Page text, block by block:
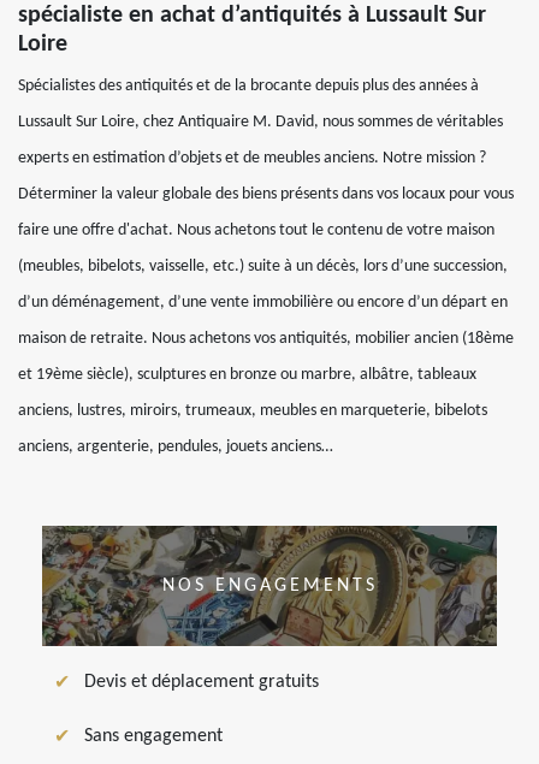
spécialiste en achat d’antiquités à Lussault Sur
Loire
Spécialistes des antiquités et de la brocante depuis plus des années à
Lussault Sur Loire, chez Antiquaire M. David, nous sommes de véritables
experts en estimation d’objets et de meubles anciens. Notre mission ?
Déterminer la valeur globale des biens présents dans vos locaux pour vous
faire une offre d'achat. Nous achetons tout le contenu de votre maison
(meubles, bibelots, vaisselle, etc.) suite à un décès, lors d’une succession,
d’un déménagement, d’une vente immobilière ou encore d’un départ en
maison de retraite. Nous achetons vos antiquités, mobilier ancien (18ème
et 19ème siècle), sculptures en bronze ou marbre, albâtre, tableaux
anciens, lustres, miroirs, trumeaux, meubles en marqueterie, bibelots
anciens, argenterie, pendules, jouets anciens…
NOS ENGAGEMENTS
Devis et déplacement gratuits
Sans engagement